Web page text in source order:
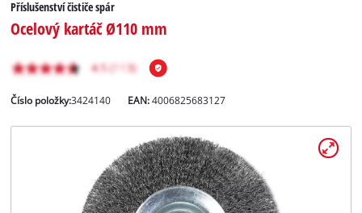
Příslušenství čističe spár
Ocelový kartáč Ø110 mm
Číslo položky:3424140 EAN:4006825683127